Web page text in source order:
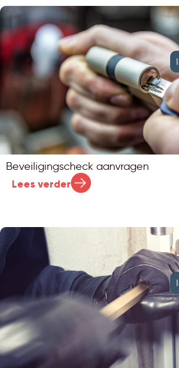
Beveiligingscheck aanvragen
Lees verder